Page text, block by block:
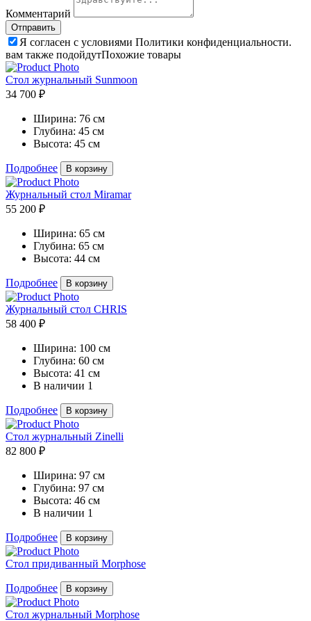
Комментарий
Я согласен с условиями Политики конфиденциальности.
вам также подойдутПохожие товары
Стол журнальный Sunmoon
34 700 ₽
Ширина: 76 см
Глубина: 45 см
Высота: 45 см
Подробнее В корзину
Журнальный стол Miramar
55 200 ₽
Ширина: 65 см
Глубина: 65 см
Высота: 44 см
Подробнее В корзину
Журнальный стол CHRIS
58 400 ₽
Ширина: 100 см
Глубина: 60 см
Высота: 41 см
В наличии 1
Подробнее В корзину
Стол журнальный Zinelli
82 800 ₽
Ширина: 97 см
Глубина: 97 см
Высота: 46 см
В наличии 1
Подробнее В корзину
Стол придиванный Morphose
Подробнее В корзину
Стол журнальный Morphose